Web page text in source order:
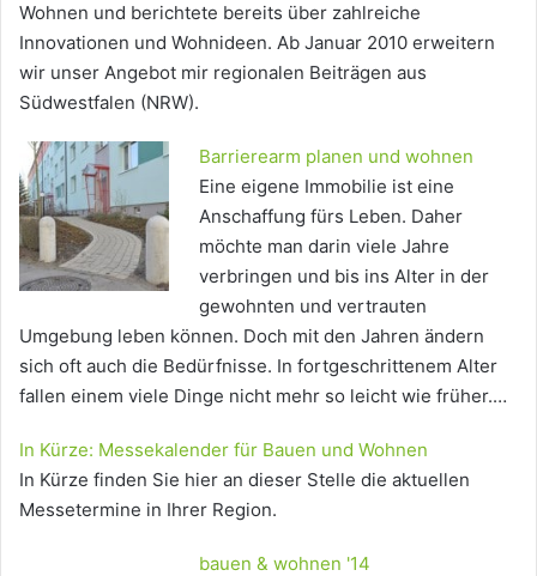
Wohnen und berichtete bereits über zahlreiche
Innovationen und Wohnideen. Ab Januar 2010 erweitern
wir unser Angebot mir regionalen Beiträgen aus
Südwestfalen (NRW).
Barrierearm planen und wohnen
Eine eigene Immobilie ist eine
Anschaffung fürs Leben. Daher
möchte man darin viele Jahre
verbringen und bis ins Alter in der
gewohnten und vertrauten
Umgebung leben können. Doch mit den Jahren ändern
sich oft auch die Bedürfnisse. In fortgeschrittenem Alter
fallen einem viele Dinge nicht mehr so leicht wie früher.…
In Kürze: Messekalender für Bauen und Wohnen
In Kürze finden Sie hier an dieser Stelle die aktuellen
Messetermine in Ihrer Region.
bauen & wohnen '14